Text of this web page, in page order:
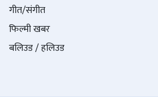
गीत/संगीत
फिल्मी खबर
बलिउड / हलिउड